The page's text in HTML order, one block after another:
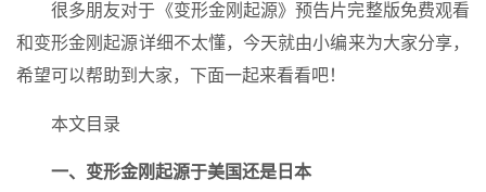
很多朋友对于《变形金刚起源》预告片完整版免费观看
和变形金刚起源详细不太懂，今天就由小编来为大家分享，
希望可以帮助到大家，下面一起来看看吧！
本文目录
一、变形金刚起源于美国还是日本